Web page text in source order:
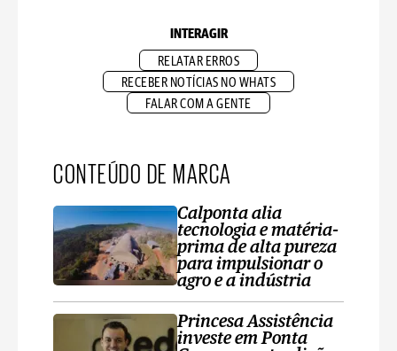
INTERAGIR
RELATAR ERROS
RECEBER NOTÍCIAS NO WHATS
FALAR COM A GENTE
CONTEÚDO DE MARCA
Calponta alia
tecnologia e matéria-
prima de alta pureza
para impulsionar o
agro e a indústria
Princesa Assistência
investe em Ponta